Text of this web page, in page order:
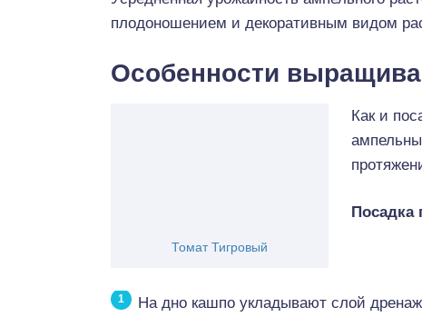
плодоношением и декоративным видом
Особенности
Томат Тигровый
Как и
Посадка
На дно кашпо укладывают слой